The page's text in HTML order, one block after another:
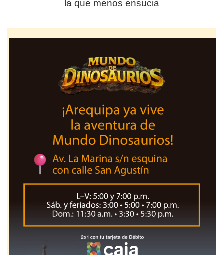
la que menos ensucia